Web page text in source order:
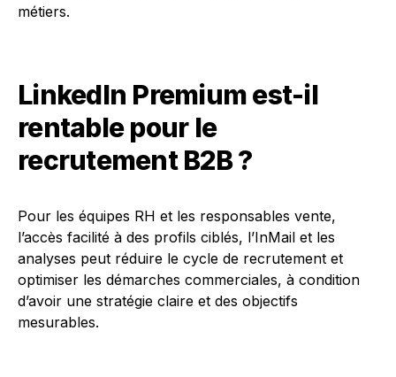
métiers.
LinkedIn Premium est-il
rentable pour le
recrutement B2B ?
Pour les équipes RH et les responsables vente,
l’accès facilité à des profils ciblés, l’InMail et les
analyses peut réduire le cycle de recrutement et
optimiser les démarches commerciales, à condition
d’avoir une stratégie claire et des objectifs
mesurables.